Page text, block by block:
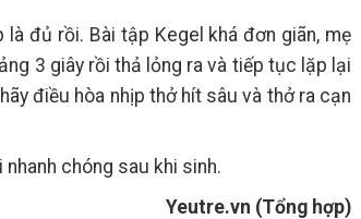
đủ rồi. Bài tập Kegel khá đơn giãn, mẹ
3 giây rồi thả lỏng ra và tiếp tục lặp lại
điều hòa nhịp thở hít sâu và thở ra cạn
chóng sau khi sinh.
Yeutre.vn (Tổng hợp)